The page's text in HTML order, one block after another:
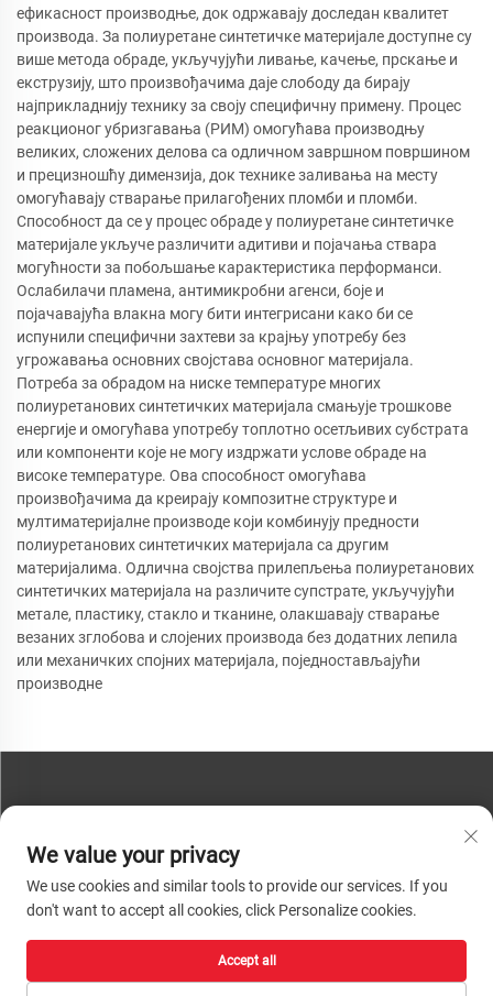
ефикасност производње, док одржавају доследан квалитет
производа. За полиуретане синтетичке материјале доступне су
више метода обраде, укључујући ливање, качење, прскање и
екструзију, што произвођачима даје слободу да бирају
најприкладнију технику за своју специфичну примену. Процес
реакционог убризгавања (РИМ) омогућава производњу
великих, сложених делова са одличном завршном површином
и прецизношћу димензија, док технике заливања на месту
омогућавају стварање прилагођених пломби и пломби.
Способност да се у процес обраде у полиуретане синтетичке
материјале укључе различити адитиви и појачања ствара
могућности за побољшање карактеристика перформанси.
Ослабилачи пламена, антимикробни агенси, боје и
појачавајућа влакна могу бити интегрисани како би се
испунили специфични захтеви за крајњу употребу без
угрожавања основних својстава основног материјала.
Потреба за обрадом на ниске температуре многих
полиуретанових синтетичких материјала смањује трошкове
енергије и омогућава употребу топлотно осетљивих субстрата
или компоненти које не могу издржати услове обраде на
високе температуре. Ова способност омогућава
произвођачима да креирају композитне структуре и
мултиматеријалне производе који комбинују предности
полиуретанових синтетичких материјала са другим
материјалима. Одлична својства прилепљења полиуретанових
синтетичких материјала на различите супстрате, укључујући
метале, пластику, стакло и тканине, олакшавају стварање
везаних зглобова и слојених производа без додатних лепила
или механичких спојних материјала, поједностављајући
производне
Телефон:+86-13793890209
Телефон:+86-13793890209
We value your privacy
We use cookies and similar tools to provide our services. If you
don't want to accept all cookies, click Personalize cookies.
Accept all